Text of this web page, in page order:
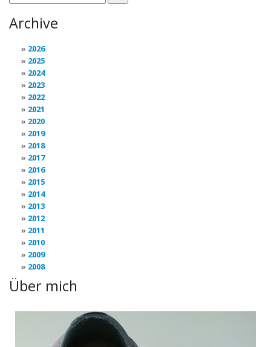
Archive
2026
2025
2024
2023
2022
2021
2020
2019
2018
2017
2016
2015
2014
2013
2012
2011
2010
2009
2008
Über mich